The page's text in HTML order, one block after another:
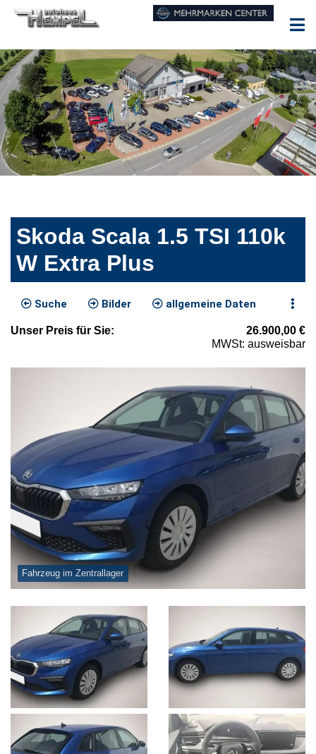
Skoda Scala 1.5 TSI 110k
W Extra Plus
Suche Bilder allgemeine Daten
Unser Preis für Sie: 26.900,00 €
MWSt: ausweisbar
Fahrzeug im Zentrallager